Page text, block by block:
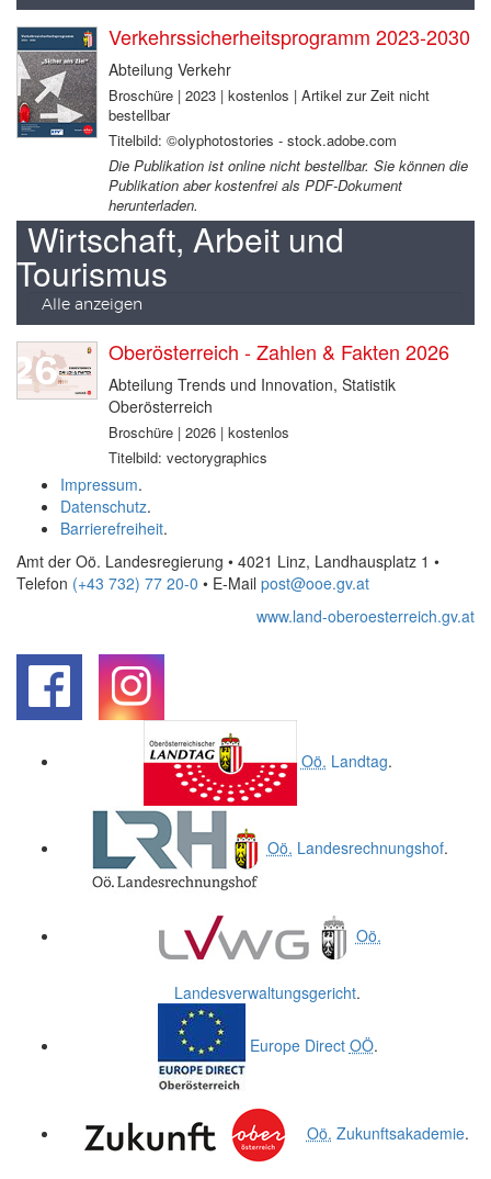
Verkehrssicherheitsprogramm 2023-2030
Abteilung Verkehr
Broschüre | 2023 | kostenlos | Artikel zur Zeit nicht
bestellbar
Titelbild: ©olyphotostories - stock.adobe.com
Die Publikation ist online nicht bestellbar. Sie können die
Publikation aber kostenfrei als PDF-Dokument
herunterladen.
Wirtschaft, Arbeit und
Tourismus
Alle anzeigen
Oberösterreich - Zahlen & Fakten 2026
Abteilung Trends und Innovation, Statistik
Oberösterreich
Broschüre | 2026 | kostenlos
Titelbild: vectorygraphics
Impressum.
Datenschutz.
Barrierefreiheit.
Amt der Oö. Landesregierung • 4021 Linz, Landhausplatz 1 •
Telefon (+43 732) 77 20-0 • E-Mail post@ooe.gv.at
www.land-oberoesterreich.gv.at
Oö. Landtag.
Oö. Landesrechnungshof.
Oö.
Landesverwaltungsgericht.
Europe Direct OÖ.
Oö. Zukunftsakademie.